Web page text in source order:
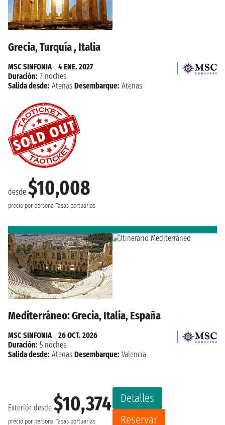
Grecia, Turquía , Italia
desde $10,008
precio por persona Tasas portuarias
MSC SINFONIA| 4 ENE. 2027
Duración: 7 noches
Salida desde: Atenas Desembarque: Atenas
Mediterráneo: Grecia, Italia, España
Exteriór desde $10,374
precio por persona Tasas portuarias
Detalles
Reservar
MSC SINFONIA
26 OCT. 2026
Duración: 5 noches
Salida desde: Atenas Desembarque: Valencia